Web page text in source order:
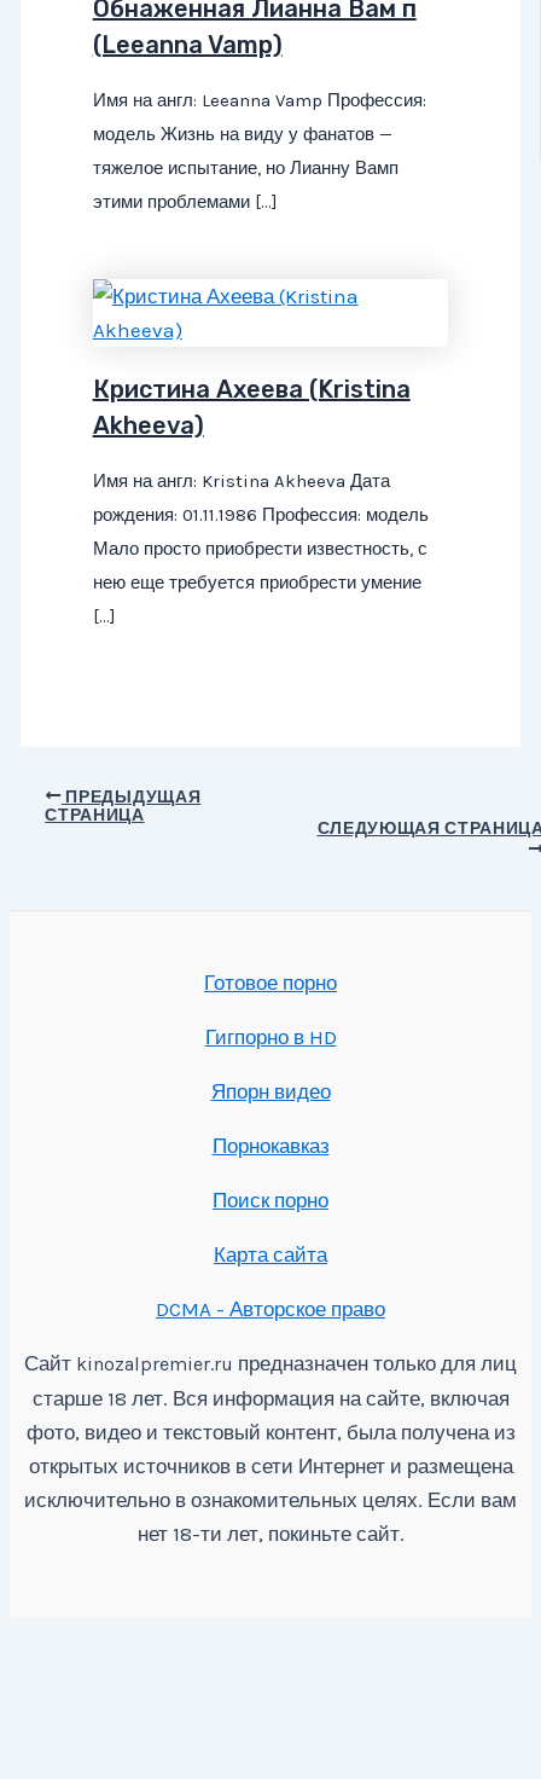
Обнаженная Лианна Вам п
(Leeanna Vamp)
Имя на англ: Leeanna Vamp Профессия:
модель Жизнь на виду у фанатов —
тяжелое испытание, но Лианну Вамп
этими проблемами […]
Кристина Ахеева (Kristina
Akheeva)
Имя на англ: Kristina Akheeva Дата
рождения: 01.11.1986 Профессия: модель
Мало просто приобрести известность, с
нею еще требуется приобрести умение
[…]
Навигация
ПРЕДЫДУЩАЯ
СТРАНИЦА
СЛЕДУЮЩАЯ
Готовое порно
Гигпорно в HD
Япорн видео
Порнокавказ
Поиск порно
Карта сайта
DCMA - Авторское право
Сайт kinozalpremier.ru предназначен только для лиц
старше 18 лет. Вся информация на сайте, включая
фото, видео и текстовый контент, была получена из
открытых источников в сети Интернет и размещена
исключительно в ознакомительных целях. Если вам
нет 18-ти лет, покиньте сайт.